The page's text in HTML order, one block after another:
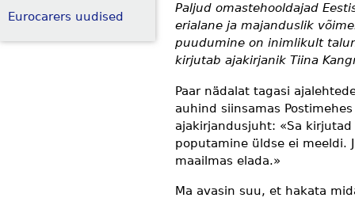
Paljud omastehooldajad
erialane ja majanduslik
puudumine on inimlikult
kirjutab ajakirjanik Tiina
Paar nädalat tagasi
auhind siinsamas
ajakirjandusjuht: «Sa
poputamine üldse ei meeldi.
maailmas elada.»
Ma avasin suu, et hakata
Eurocarers uudised